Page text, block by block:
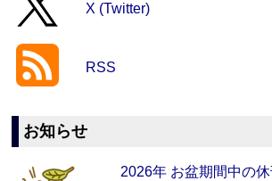
X (Twitter)
RSS
お知らせ
2026年 お盆期間中の